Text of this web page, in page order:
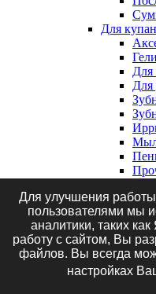
Для
Для
Для
Клеенки,
пеленки
Для улучшения работы
пользователями мы
аналитики, таких
работу с сайтом, Вы
файлов. Вы всегда
настройках